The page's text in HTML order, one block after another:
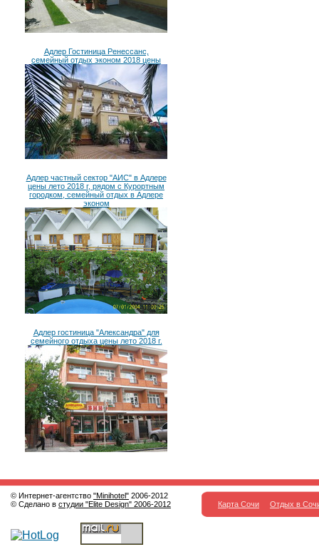
Адлер Гостиница Ренессанс,
семейный отдых эконом 2018 цены
Адлер частный сектор "АИС" в Адлере
цены лето 2018 г, рядом с Курортным
городком, семейный отдых в Адлере
эконом
Адлер гостиница "Александра" для
семейного отдыха цены лето 2018 г.
© Интернет-агентство "Minihotel" 2006-2012
© Сделано в студии "Elite Design" 2006-2012 Карта Сочи Отдых в